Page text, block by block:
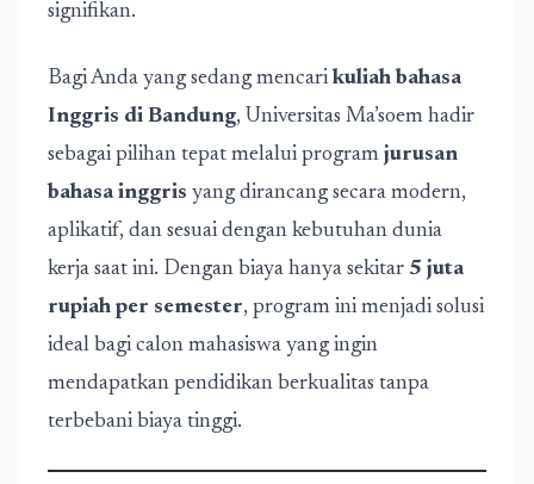
signifikan.
Bagi Anda yang sedang mencari kuliah bahasa
Inggris di Bandung, Universitas Ma’soem hadir
sebagai pilihan tepat melalui program jurusan
bahasa inggris yang dirancang secara modern,
aplikatif, dan sesuai dengan kebutuhan dunia
kerja saat ini. Dengan biaya hanya sekitar 5 juta
rupiah per semester, program ini menjadi solusi
ideal bagi calon mahasiswa yang ingin
mendapatkan pendidikan berkualitas tanpa
terbebani biaya tinggi.